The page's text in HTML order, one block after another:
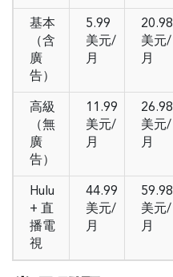
基本
（含
廣
告）
5.99
美元/
月
20.98
美元/
月
高級
（無
廣
告）
11.99
美元/
月
26.98
美元/
月
Hulu
+ 直
播電
視
44.99
美元/
月
59.98
美元/
月